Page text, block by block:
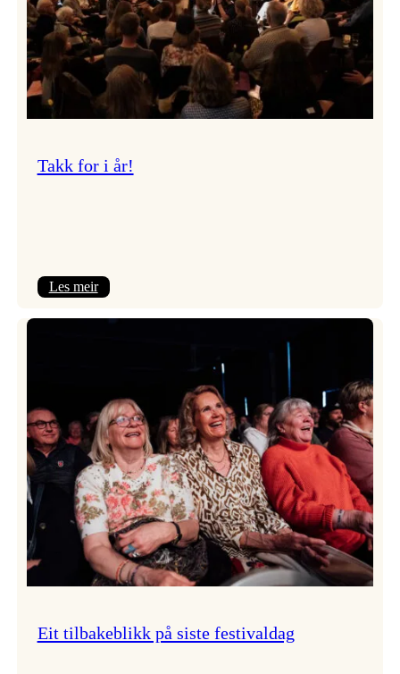
Takk for i år!
Les meir:
Eit tilbakeblikk på siste festivaldag